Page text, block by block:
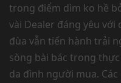
trong điểm dìm ko hề
vài Dealer đáng yêu
đùa vẫn tiến hành trải
sòng bài bác trong
da đình người mua.